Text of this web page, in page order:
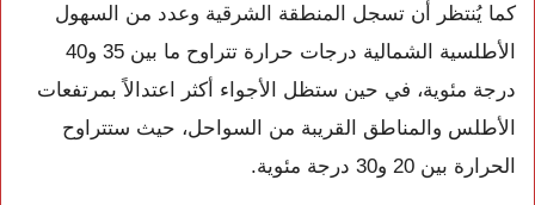
كما يُنتظر أن تسجل المنطقة الشرقية وعدد من السهول
الأطلسية الشمالية درجات حرارة تتراوح ما بين 35 و40
درجة مئوية، في حين ستظل الأجواء أكثر اعتدالاً بمرتفعات
الأطلس والمناطق القريبة من السواحل، حيث ستتراوح
الحرارة بين 20 و30 درجة مئوية.